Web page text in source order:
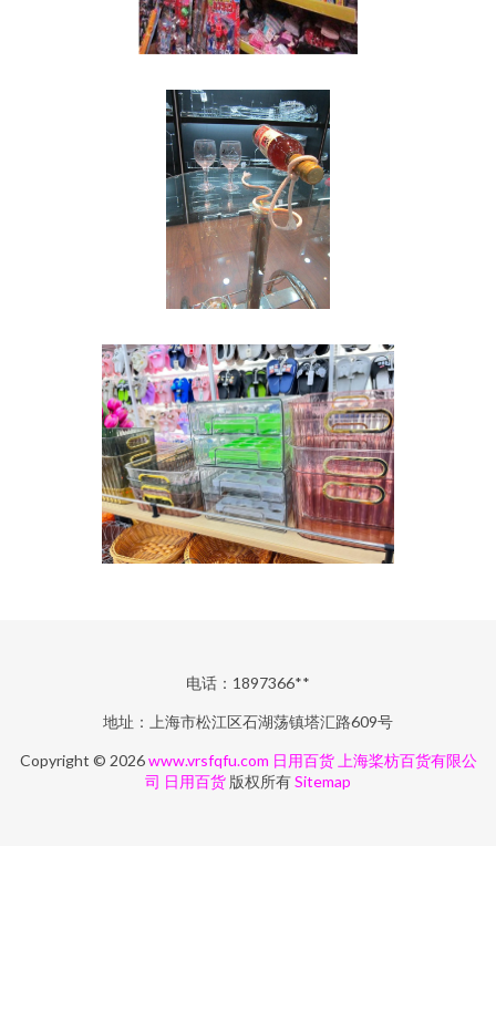
电话：1897366**
地址：上海市松江区石湖荡镇塔汇路609号
Copyright © 2026www.vrsfqfu.com 日用百货 上海桨枋百货有限公
司 日用百货 版权所有Sitemap